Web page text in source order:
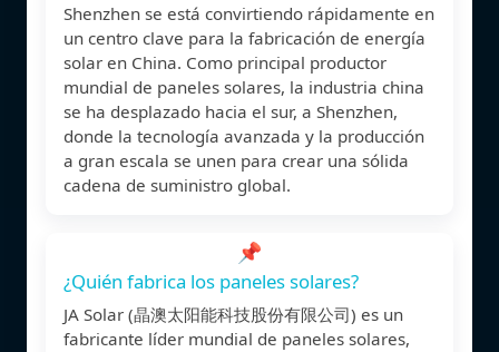
Shenzhen se está convirtiendo rápidamente en
un centro clave para la fabricación de energía
solar en China. Como principal productor
mundial de paneles solares, la industria china
se ha desplazado hacia el sur, a Shenzhen,
donde la tecnología avanzada y la producción
a gran escala se unen para crear una sólida
cadena de suministro global.
📌
¿Quién fabrica los paneles solares?
JA Solar (晶澳太阳能科技股份有限公司) es un
fabricante líder mundial de paneles solares,